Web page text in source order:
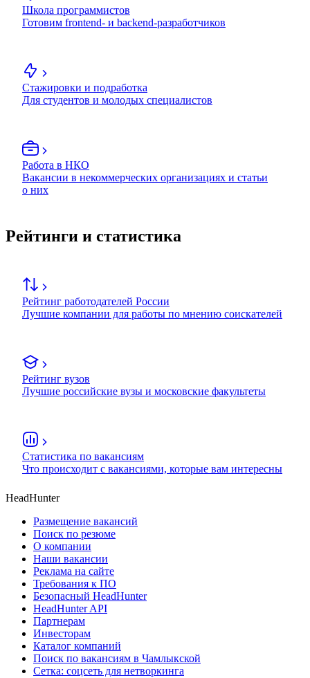
Школа программистов
Готовим frontend- и backend-разработчиков
Стажировки и подработка
Для студентов и молодых специалистов
Работа в НКО
Вакансии в некоммерческих организациях и статьи
о них
Рейтинги и статистика
Рейтинг работодателей России
Лучшие компании для работы по мнению соискателей
Рейтинг вузов
Лучшие российские вузы и московские факультеты
Статистика по вакансиям
Что происходит с вакансиями, которые вам интересны
HeadHunter
Размещение вакансий
Поиск по резюме
О компании
Наши вакансии
Реклама на сайте
Требования к ПО
Безопасный HeadHunter
HeadHunter API
Партнерам
Инвесторам
Каталог компаний
Поиск по вакансиям в Чамлыкской
Сетка: соцсеть для нетворкинга